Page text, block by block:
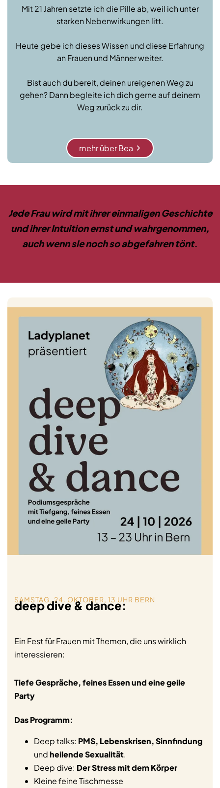
Mit 21 Jahren setzte ich die Pille ab, weil ich unter
starken Nebenwirkungen litt.
Heute gebe ich dieses Wissen und diese Erfahrung
an Frauen und Männer weiter.
Bist auch du bereit, deinen ureigenen Weg zu
gehen? Dann begleite ich dich gerne auf deinem
Weg zurück zu dir.
mehr über Bea
Jede Frau wird mit ihrer einmaligen Geschichte
und ihrer Intuition ernst und wahrgenommen,
auch wenn sie noch so abgefahren tönt.
SAMSTAG, 24. OKTOBER, 13 UHR BERN
deep dive & dance:
Ein Fest für Frauen mit Themen, die uns wirklich
interessieren:
Tiefe Gespräche, feines Essen und eine geile
Party
Das Programm:
Deep talks: PMS, Lebenskrisen, Sinnfindung
undheilende Sexualität.
Deep dive: Der Stress mit dem Körper
Kleine feine Tischmesse